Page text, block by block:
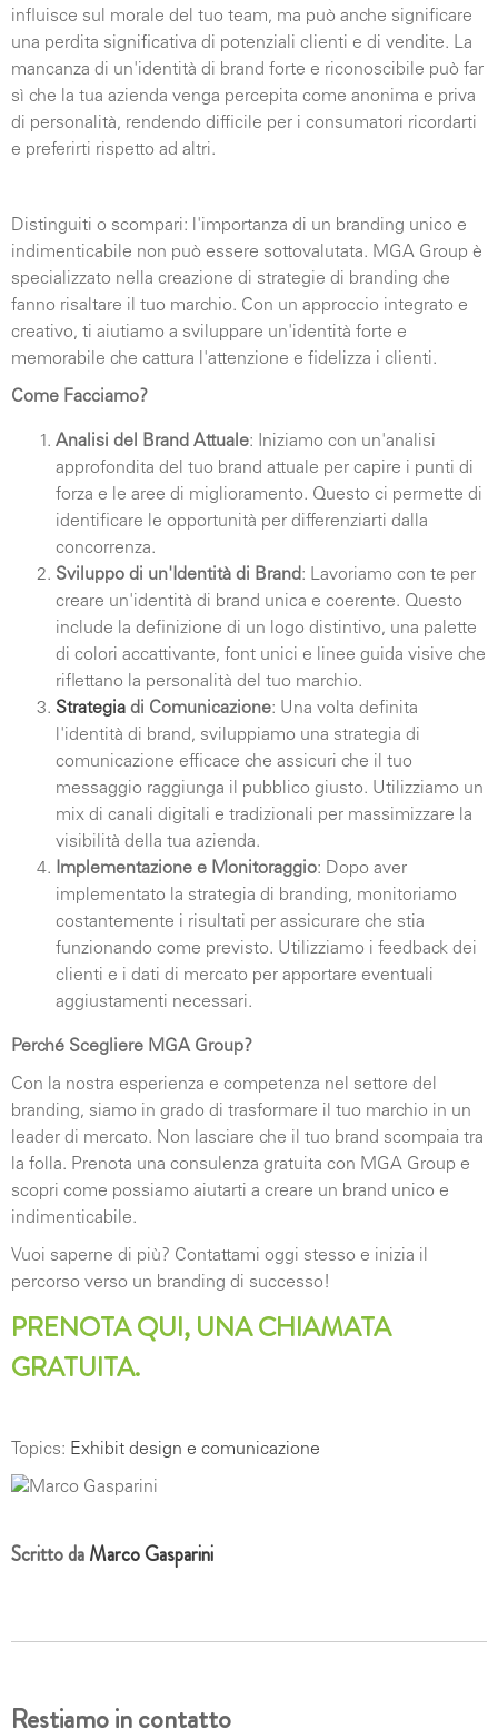
influisce sul morale del tuo team, ma può anche significare
una perdita significativa di potenziali clienti e di vendite. La
mancanza di un'identità di brand forte e riconoscibile può far
sì che la tua azienda venga percepita come anonima e priva
di personalità, rendendo difficile per i consumatori ricordarti
e preferirti rispetto ad altri.
Distinguiti o scompari: l'importanza di un branding unico e
indimenticabile non può essere sottovalutata. MGA Group è
specializzato nella creazione di strategie di branding che
fanno risaltare il tuo marchio. Con un approccio integrato e
creativo, ti aiutiamo a sviluppare un'identità forte e
memorabile che cattura l'attenzione e fidelizza i clienti.
Come Facciamo?
Analisi del Brand Attuale: Iniziamo con un'analisi
approfondita del tuo brand attuale per capire i punti di
forza e le aree di miglioramento. Questo ci permette di
identificare le opportunità per differenziarti dalla
concorrenza.
Sviluppo di un'Identità di Brand: Lavoriamo con te per
creare un'identità di brand unica e coerente. Questo
include la definizione di un logo distintivo, una palette
di colori accattivante, font unici e linee guida visive che
riflettano la personalità del tuo marchio.
Strategia di Comunicazione: Una volta definita
l'identità di brand, sviluppiamo una strategia di
comunicazione efficace che assicuri che il tuo
messaggio raggiunga il pubblico giusto. Utilizziamo un
mix di canali digitali e tradizionali per massimizzare la
visibilità della tua azienda.
Implementazione e Monitoraggio: Dopo aver
implementato la strategia di branding, monitoriamo
costantemente i risultati per assicurare che stia
funzionando come previsto. Utilizziamo i feedback dei
clienti e i dati di mercato per apportare eventuali
aggiustamenti necessari.
Perché Scegliere MGA Group?
Con la nostra esperienza e competenza nel settore del
branding, siamo in grado di trasformare il tuo marchio in un
leader di mercato. Non lasciare che il tuo brand scompaia tra
la folla. Prenota una consulenza gratuita con MGA Group e
scopri come possiamo aiutarti a creare un brand unico e
indimenticabile.
Vuoi saperne di più? Contattami oggi stesso e inizia il
percorso verso un branding di successo!
PRENOTA QUI, UNA CHIAMATA
GRATUITA.
Topics: Exhibit design e comunicazione
Scritto daMarco Gasparini
Restiamo in contatto